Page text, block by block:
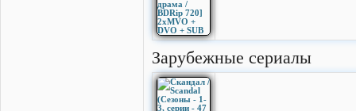
Зарубежные сериалы